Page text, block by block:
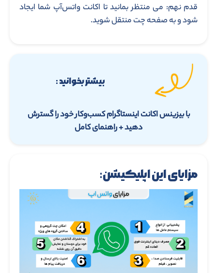
قدم نهم: می منتظر بمانید تا اکانت واتس‌آپ شما ایجاد
شود و به صفحه چت منتقل شوید.
بیشتر بخوانید :
با بیزینس اکانت اینستاگرام کسب‌وکار خود را گسترش
دهید + راهنمای کامل
مزایای این اپلیکیشن: